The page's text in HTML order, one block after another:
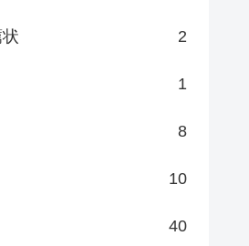
2
1
8
10
40